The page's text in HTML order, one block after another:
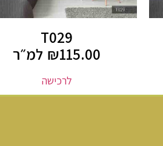
T029
₪115.00 למ״ר
לרכישה